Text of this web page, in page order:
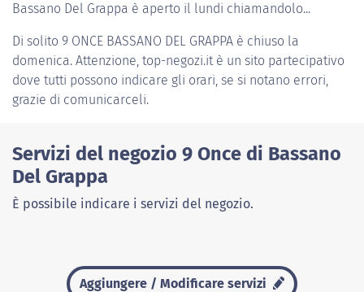
Bassano Del Grappa è aperto il lundi chiamandolo...
Di solito 9 ONCE BASSANO DEL GRAPPA è chiuso la
domenica. Attenzione, top-negozi.it è un sito partecipativo
dove tutti possono indicare gli orari, se si notano errori,
grazie di comunicarceli.
Servizi del negozio 9 Once di Bassano
Del Grappa
È possibile indicare i servizi del negozio.
Aggiungere / Modificare servizi